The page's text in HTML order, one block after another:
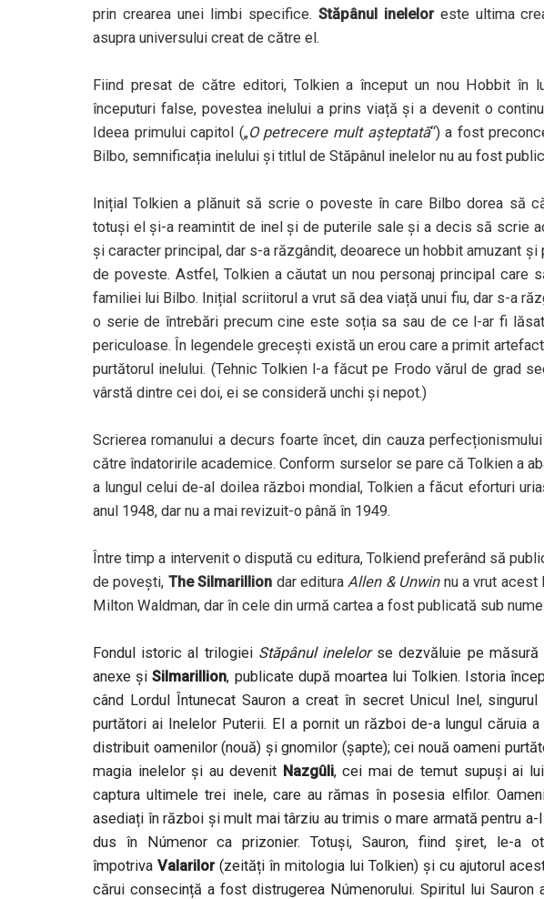
prin crearea unei limbi specifice. Stăpânul ineleloreste ultima
asupra universului creat de către el.
Fiind presat de către editori, Tolkien a început un nou Hobbit în
începuturi false, povestea inelului a prins viață și a devenit o
Ideea primului capitol („O petrecere mult așteptată“) a fost
Bilbo, semnificația inelului și titlul de Stăpânul inelelor nu au fost
Inițial Tolkien a plănuit să scrie o poveste în care Bilbo dorea să
totuși el și-a reamintit de inel și de puterile sale și a decis să scrie
și caracter principal, dar s-a răzgândit, deoarece un hobbit amuzant
de poveste. Astfel, Tolkien a căutat un nou personaj principal care
familiei lui Bilbo. Inițial scriitorul a vrut să dea viață unui fiu, dar s-a
o serie de întrebări precum cine este soția sa sau de ce l-ar fi
periculoase. În legendele grecești există un erou care a primit
purtătorul inelului. (Tehnic Tolkien l-a făcut pe Frodo vărul de grad
vârstă dintre cei doi, ei se consideră unchi și nepot.)
Scrierea romanului a decurs foarte încet, din cauza
către îndatoririle academice. Conform surselor se pare că Tolkien a
a lungul celui de-al doilea război mondial, Tolkien a făcut eforturi
anul 1948, dar nu a mai revizuit-o până în 1949.
Între timp a intervenit o dispută cu editura, Tolkiend preferând să
de povești, The Silmarillion dar edituraAllen & Unwinnu a vrut acest
Milton Waldman, dar în cele din urmă cartea a fost publicată sub
Fondul istoric al trilogiei Stăpânul inelelorse dezvăluie pe măsură
anexe șiSilmarillion, publicate după moartea lui Tolkien. Istoria
când Lordul Întunecat Sauron a creat în secret Unicul Inel,
purtători ai Inelelor Puterii. El a pornit un război de-a lungul căruia
distribuit oamenilor (nouă) și gnomilor (șapte); cei nouă oameni
magia inelelor și au devenit Nazgûli, cei mai de temut supuși ai
captura ultimele trei inele, care au rămas în posesia elfilor.
asediați în război și mult mai târziu au trimis o mare armată pentru
dus în Númenor ca prizonier. Totuși, Sauron, fiind șiret, le-a
împotriva Valarilor(zeități în mitologia lui Tolkien) și cu ajutorul
cărui consecință a fost distrugerea Númenorului. Spiritul lui